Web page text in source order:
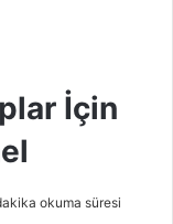
İçin
okuma süresi